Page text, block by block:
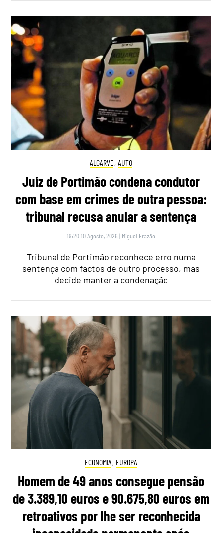
ALGARVE, AUTO
Juiz de Portimão condena condutor
com base em crimes de outra pessoa:
tribunal recusa anular a sentença
19:20 10 Agosto, 2026 | Miguel Frazão
Tribunal de Portimão reconhece erro numa
sentença com factos de outro processo, mas
decide manter a condenação
ECONOMIA , EUROPA
Homem de 49 anos consegue pensão
de 3.389,10 euros e 90.675,80 euros em
retroativos por lhe ser reconhecida